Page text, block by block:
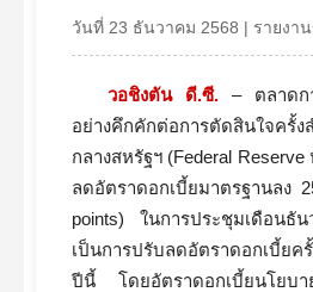
วันที่ 23 ธันวาคม 2568 | รายงา
วอชิงตัน ดี.ซี. – ตลาดก
อย่างคึกคักต่อการตัดสินใจครั้
กลางสหรัฐฯ (Federal
ลดอัตราดอกเบี้ยมาตรฐานลง
points) ในการประชุมเดือนธั
เป็นการปรับลดอัตราดอกเบี้ย
ปีนี้ โดยอัตราดอกเบี้ยนโยบา